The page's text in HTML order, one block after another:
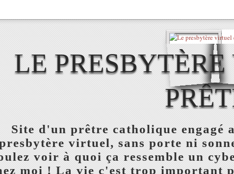
LE
Site d'un prêtre catholique engagé
virtuel, sans porte ni
voir à quoi ça ressemble un
moi ! La vie c'est trop important